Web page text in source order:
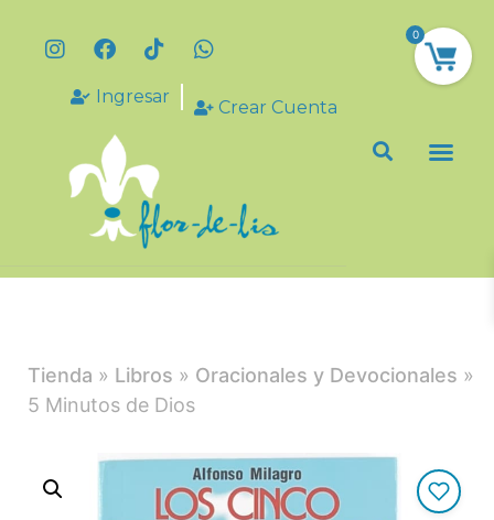
Ingresar
Crear Cuenta
Tienda » Libros » Oracionales y Devocionales »
5 Minutos de Dios
0